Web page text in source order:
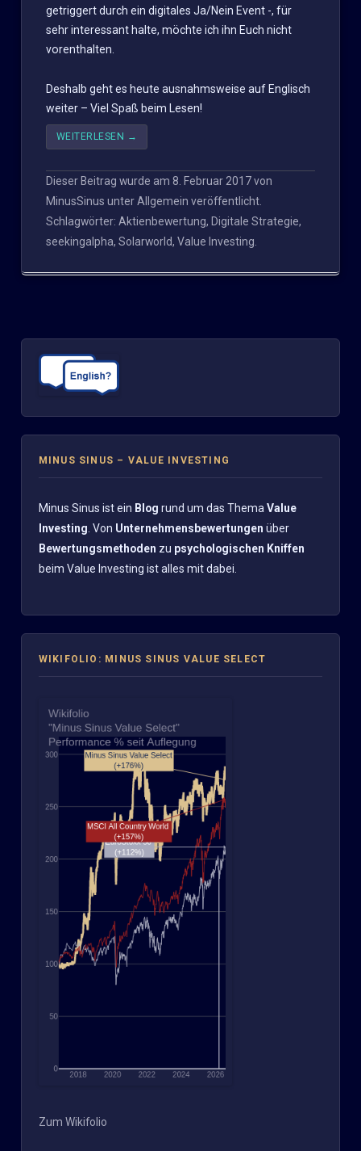
getriggert durch ein digitales Ja/Nein Event -, für
sehr interessant halte, möchte ich ihn Euch nicht
vorenthalten.
Deshalb geht es heute ausnahmsweise auf Englisch
weiter – Viel Spaß beim Lesen!
WEITERLESEN →
Dieser Beitrag wurde am 8. Februar 2017von
MinusSinus unterAllgemein veröffentlicht.
Schlagwörter: Aktienbewertung, Digitale Strategie,
seekingalpha, Solarworld, Value Investing
MINUS SINUS – VALUE INVESTING
Minus Sinus ist ein Blog rund um das ThemaValue
Investing. Von Unternehmensbewertungen über
Bewertungsmethoden zu psychologischen Kniffen
beim Value Investing ist alles mit dabei.
WIKIFOLIO: MINUS SINUS VALUE SELECT
Zum Wikifolio